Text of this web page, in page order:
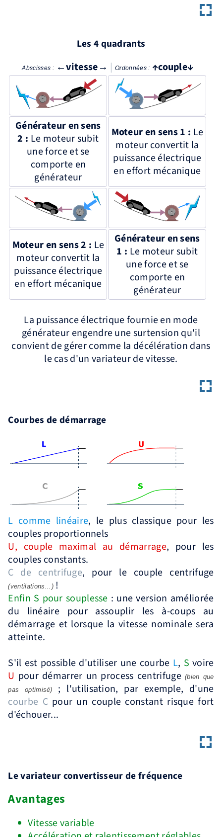
Les 4 quadrants
Abscisses :←vitesse→ | Ordonnées : ↑couple↓
Générateur en sens
2 : Le moteur subit
une force et se
comporte en
générateur
Moteur en sens 1 : Le
moteur convertit la
puissance électrique
en effort mécanique
Moteur en sens 2 : Le
moteur convertit la
puissance électrique
en effort mécanique
Générateur en sens
1 : Le moteur subit
une force et se
comporte en
générateur
La puissance électrique fournie en mode
générateur engendre une surtension qu'il
convient de gérer comme la décélération dans
le cas d'un variateur de vitesse.
Courbes de démarrage
L comme linéaire, le plus classique pour les
couples proportionnels
U, couple maximal au démarrage, pour les
couples constants.
C de centrifuge, pour le couple centrifuge
(ventilations...)!
Enfin S pour souplesse : une version améliorée
du linéaire pour assouplir les à-coups au
démarrage et lorsque la vitesse nominale sera
atteinte.
S'il est possible d'utiliser une courbe L, S voire
U pour démarrer un process centrifuge (bien que
pas optimisé)
; l'utilisation, par exemple, d'une
courbe Cpour un couple constant risque fort
d'échouer...
Le variateur convertisseur de fréquence
Avantages
Vitesse variable